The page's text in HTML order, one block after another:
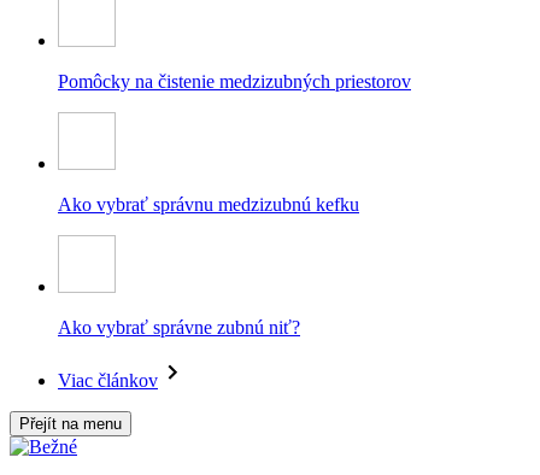
Pomôcky na čistenie medzizubných priestorov
Ako vybrať správnu medzizubnú kefku
Ako vybrať správne zubnú niť?
Viac článkov
Přejít na menu